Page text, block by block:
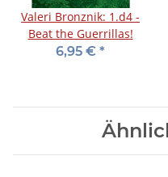
Valeri Bronznik: 1.d4 -
Beat the Guerrillas!
6,95 € *